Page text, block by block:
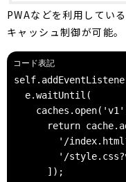
PWAなどを利用してい
キャッシュ制御が可能。
e.waitUntil(
return
'/
'/
]);